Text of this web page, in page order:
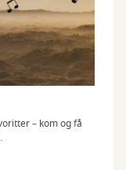
– kom og få